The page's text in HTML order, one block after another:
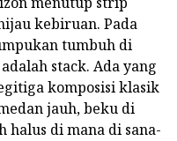
kebiruan. Pada
tumbuh di
stack. Ada yang
komposisi klasik
jauh, beku di
di mana di sana-